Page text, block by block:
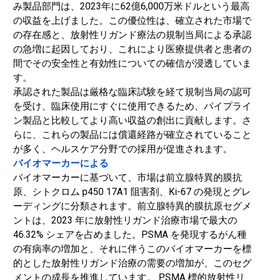
み製品部門は、2023年に62億6,000万米ドルという最高
の収益を上げました。この優位性は、確立された市場で
の存在感と、放射性リガンド療法の規制当局による承認
の急増に起因しており、これにより医療提供者と患者の
間でその安全性と有効性についての確信が浸透していま
す。
承認された製品は厳格な臨床試験を経て規制当局の認可
を受け、臨床使用にすぐに使用できるため、パイプライ
ン製品と比較してより高い収益の創出に貢献します。さ
らに、これらの製品には償還経路が確立されていること
が多く、ヘルスケア分野での採用が促進されます。
バイオマーカーによる
バイオマーカーに基づいて、市場は前立腺特異的膜抗
原、シトクロム p450 17A1 阻害剤、Ki-67 の発現とグレ
ーディングに分類されます。前立腺特異的膜抗原セグメ
ントは、2023 年に放射性リガンド治療市場で最大の
46.32% シェアを占めました。PSMA を発現するがん種
の有病率の増加と、それに伴うこのバイオマーカーを標
的とした放射性リガンド治療の需要の増加が、このセグ
メントの成長を推進しています。 PSMA 標的放射性リ